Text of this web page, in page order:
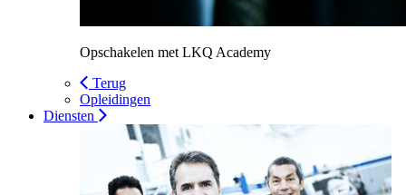
Opschakelen met LKQ Academy
Terug
Opleidingen
Diensten